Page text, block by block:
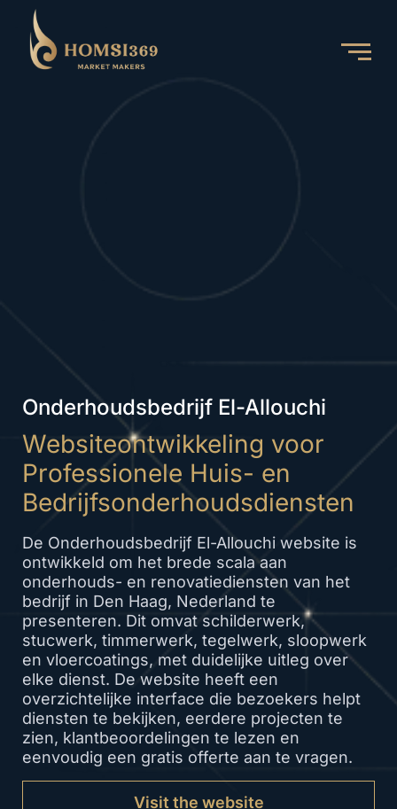
Onderhoudsbedrijf El-Allouchi
Websiteontwikkeling voor
Professionele Huis- en
Bedrijfsonderhoudsdiensten
De Onderhoudsbedrijf El-Allouchi website is
ontwikkeld om het brede scala aan
onderhouds- en renovatiediensten van het
bedrijf in Den Haag, Nederland te
presenteren. Dit omvat schilderwerk,
stucwerk, timmerwerk, tegelwerk, sloopwerk
en vloercoatings, met duidelijke uitleg over
elke dienst. De website heeft een
overzichtelijke interface die bezoekers helpt
diensten te bekijken, eerdere projecten te
zien, klantbeoordelingen te lezen en
eenvoudig een gratis offerte aan te vragen.
Visit the website